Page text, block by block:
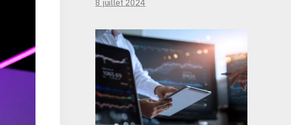
8 juillet 2024